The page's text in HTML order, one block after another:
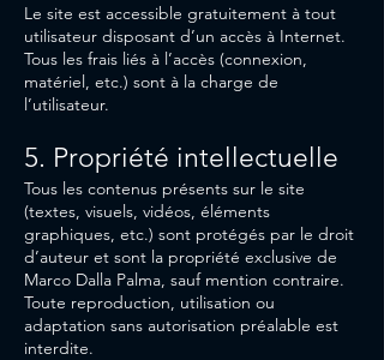
Le site est accessible gratuitement à tout
utilisateur disposant d’un accès à Internet.
Tous les frais liés à l’accès (connexion,
matériel, etc.) sont à la charge de
l’utilisateur.
5. Propriété intellectuelle
Tous les contenus présents sur le site
(textes, visuels, vidéos, éléments
graphiques, etc.) sont protégés par le droit
d’auteur et sont la propriété exclusive de
Marco Dalla Palma, sauf mention contraire.
Toute reproduction, utilisation ou
adaptation sans autorisation préalable est
interdite.